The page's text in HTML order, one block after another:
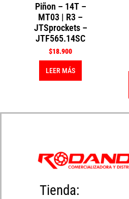
Piñon – 14T –
MT03 | R3 –
JTSprockets –
JTF565.14SC
$18.900
LEER MÁS
Tienda: